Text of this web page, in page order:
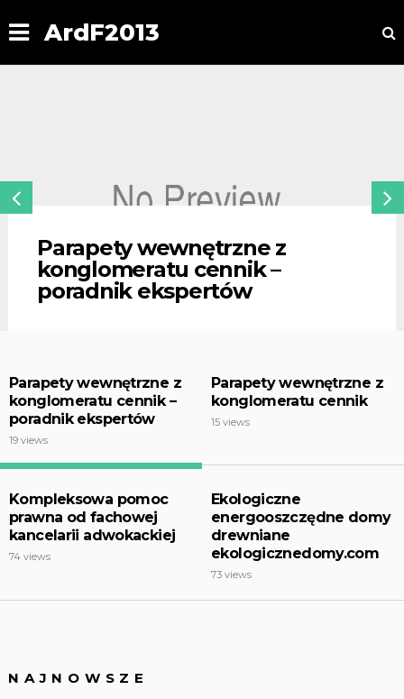
ArdF2013
Parapety wewnętrzne z
konglomeratu cennik –
poradnik ekspertów
Parapety wewnętrzne z
konglomeratu cennik –
poradnik ekspertów
19 views
Parapety wewnętrzne z
konglomeratu cennik
15 views
Kompleksowa pomoc
prawna od fachowej
kancelarii adwokackiej
74 views
Ekologiczne
energooszczędne domy
drewniane
ekologicznedomy.com
73 views
NAJNOWSZE